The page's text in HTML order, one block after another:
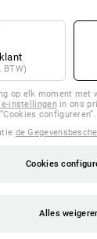
BTW)
op elk moment met
instellingenin ons
configureren”.
de
Cookies
Alles